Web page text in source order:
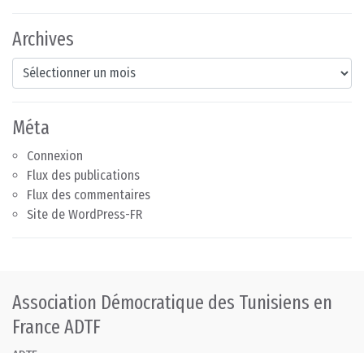
Archives
Archives
Méta
Connexion
Flux des publications
Flux des commentaires
Site de WordPress-FR
Association Démocratique des Tunisiens en
France ADTF